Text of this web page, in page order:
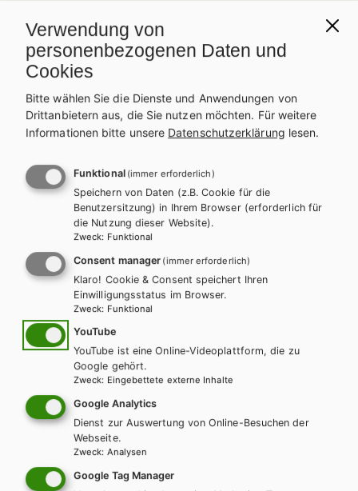
P
d
n
a
g
o
V
e
a
p
o
m
Es konnten keine passenden
Produkte gefunden werden.
Ändern Sie die Suchkriterien oder setzten Sie die Suche
zurück.
Zurücksetzen
Wir sind gerne für Sie da!
Verwendung von
personenbezogenen Daten und
Cookies
Bitte wählen Sie die Dienste und Anwendungen von
Drittanbietern aus, die Sie nutzen möchten. Für weitere
Informationen bitte unsere Datenschutzerklärung lesen.
Funktional (immer erforderlich)
Speichern von Daten (z.B. Cookie für die
Benutzersitzung) in Ihrem Browser (erforderlich für
die Nutzung dieser Website).
Zweck: Funktional
Consent manager (immer erforderlich)
Klaro! Cookie & Consent speichert Ihren
Einwilligungsstatus im Browser.
Zweck: Funktional
YouTube
YouTube ist eine Online-Videoplattform, die zu
Google gehört.
Zweck: Eingebettete externe Inhalte
Google Analytics
Dienst zur Auswertung von Online-Besuchen der
Webseite.
Zweck: Analysen
Google Tag Manager